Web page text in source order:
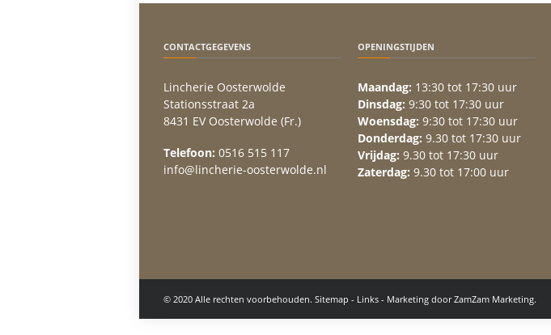
CONTACTGEGEVENS
Lincherie Oosterwolde
Stationsstraat 2a
8431 EV Oosterwolde (Fr.)
Telefoon: 0516 515 117
info@lincherie-oosterwolde.nl
OPENINGSTIJDEN
Maandag: 13:30 tot 17:30 uur
Dinsdag: 9:30 tot 17:30 uur
Woensdag: 9:30 tot 17:30 uur
Donderdag: 9.30 tot 17:30 uur
Vrijdag: 9.30 tot 17:30 uur
Zaterdag: 9.30 tot 17:00 uur
© 2020 Alle rechten voorbehouden. Sitemap - Links - Marketing doorZamZam Marketing.